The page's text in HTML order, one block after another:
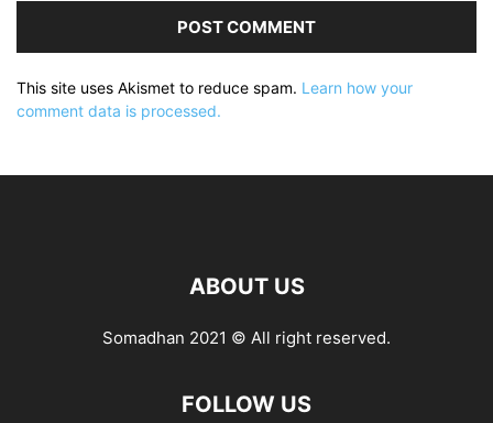
This site uses Akismet to reduce spam. Learn how your
comment data is processed.
ABOUT US
Somadhan 2021 © All right reserved.
FOLLOW US